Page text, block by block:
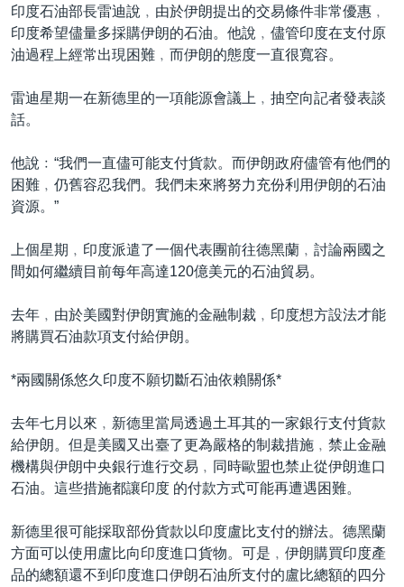
美國透視
建國史話
其他語言網站
印度石油部長雷迪說﹐由於伊朗提出的交易條件非常優惠﹐
印度希望儘量多採購伊朗的石油。他說﹐儘管印度在支付原
油過程上經常出現困難﹐而伊朗的態度一直很寬容。
雷迪星期一在新德里的一項能源會議上﹐抽空向記者發表談
話。
他說﹕“我們一直儘可能支付貨款。而伊朗政府儘管有他們的
困難﹐仍舊容忍我們。我們未來將努力充份利用伊朗的石油
資源。”
上個星期﹐印度派遣了一個代表團前往德黑蘭﹐討論兩國之
間如何繼續目前每年高達120億美元的石油貿易。
去年﹐由於美國對伊朗實施的金融制裁﹐印度想方設法才能
將購買石油款項支付給伊朗。
*兩國關係悠久印度不願切斷石油依賴關係*
去年七月以來﹐新德里當局透過土耳其的一家銀行支付貨款
給伊朗。但是美國又出臺了更為嚴格的制裁措施﹐禁止金融
機構與伊朗中央銀行進行交易﹐同時歐盟也禁止從伊朗進口
石油。這些措施都讓印度 的付款方式可能再遭遇困難。
新德里很可能採取部份貨款以印度盧比支付的辦法。德黑蘭
方面可以使用盧比向印度進口貨物。可是﹐伊朗購買印度產
品的總額還不到印度進口伊朗石油所支付的盧比總額的四分